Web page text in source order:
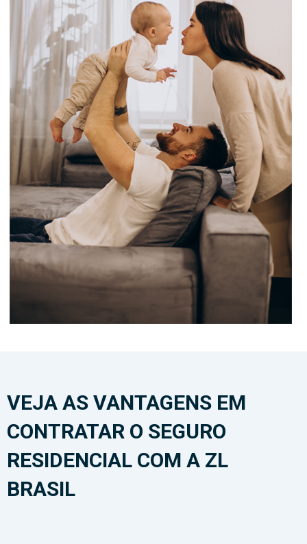
VEJA AS VANTAGENS EM
CONTRATAR O SEGURO
RESIDENCIAL COM A ZL
BRASIL